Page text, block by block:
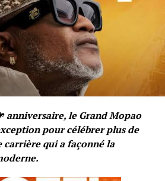
anniversaire, le Grand Mopao
pour célébrer plus de
carrière qui a façonné la